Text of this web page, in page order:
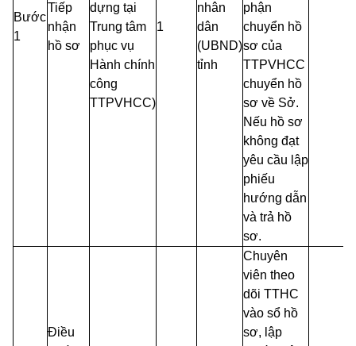
Bước
1
Tiếp
nhận
hồ sơ
dựng tại
Trung tâm
phục vụ
Hành chính
công
TTPVHCC)
1
nhân
dân
(UBND)
tỉnh
phận
chuyển hồ
sơ của
TTPVHCC
chuyển hồ
sơ về Sở.
Nếu hồ sơ
không đạt
yêu cầu lập
phiếu
hướng dẫn
và trả hồ
sơ.
Điều
Chuyên
viên theo
dõi TTHC
vào sổ hồ
sơ, lập